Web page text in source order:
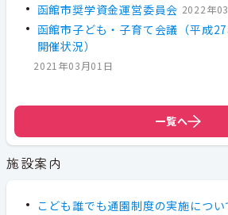
函館市奨学資金運営委員会 2022年
函館市子ども・子育て会議（平成
開催状況）
2021年03月01日
一覧へ
施設案内
こども誰でも通園制度の実施につい